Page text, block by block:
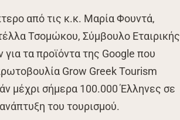
από τις κ.κ. Μαρία Φουντά,
Τσομώκου, Σύμβουλο Εταιρικής
τα προϊόντα της Google που
Grow Greek Tourism
μέχρι σήμερα 100.000 Έλληνες σε
του τουρισμού.